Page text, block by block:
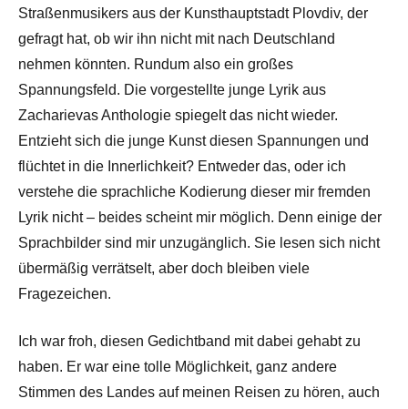
Straßenmusikers aus der Kunsthauptstadt Plovdiv, der
gefragt hat, ob wir ihn nicht mit nach Deutschland
nehmen könnten. Rundum also ein großes
Spannungsfeld. Die vorgestellte junge Lyrik aus
Zacharievas Anthologie spiegelt das nicht wieder.
Entzieht sich die junge Kunst diesen Spannungen und
flüchtet in die Innerlichkeit? Entweder das, oder ich
verstehe die sprachliche Kodierung dieser mir fremden
Lyrik nicht – beides scheint mir möglich. Denn einige der
Sprachbilder sind mir unzugänglich. Sie lesen sich nicht
übermäßig verrätselt, aber doch bleiben viele
Fragezeichen.
Ich war froh, diesen Gedichtband mit dabei gehabt zu
haben. Er war eine tolle Möglichkeit, ganz andere
Stimmen des Landes auf meinen Reisen zu hören, auch